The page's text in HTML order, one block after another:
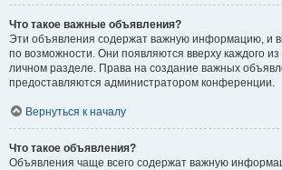
Что такое важные объявления?
Эти объявления содержат важную информацию, и
по возможности. Они появляются вверху каждого
личном разделе. Права на создание важных
предоставляются администратором конференции.
Вернуться к началу
Что такое объявления?
Объявления чаще всего содержат важную